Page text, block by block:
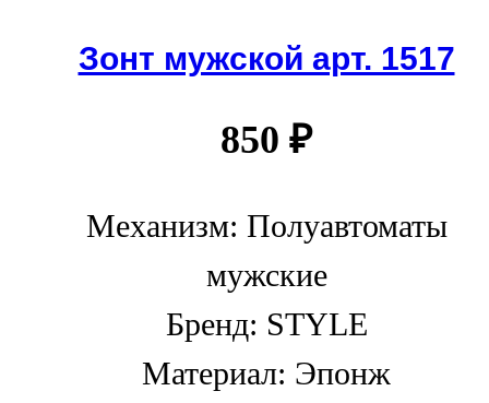
Зонт мужской арт. 1517
850 ₽
Механизм: Полуавтоматы
мужские
Бренд: STYLE
Материал: Эпонж